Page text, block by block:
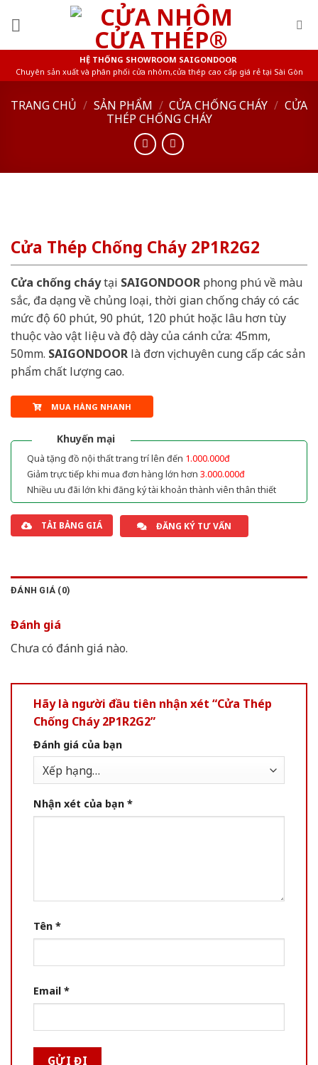
HỆ THỐNG SHOWROOM SAIGONDOOR
Chuyên sản xuất và phân phối cửa nhôm,cửa thép cao cấp giá rẻ tại Sài Gòn
TRANG CHỦ / SẢN PHẨM / CỬA CHỐNG CHÁY / CỬA
THÉP CHỐNG CHÁY
Cửa Thép Chống Cháy 2P1R2G2
Cửa chống cháytại SAIGONDOOR phong phú về màu
sắc, đa dạng về chủng loại, thời gian chống cháy có các
mức độ 60 phút, 90 phút, 120 phút hoặc lâu hơn tùy
thuộc vào vật liệu và độ dày của cánh cửa: 45mm,
50mm. SAIGONDOOR là đơn vị chuyên cung cấp các sản
phẩm chất lượng cao.
MUA HÀNG NHANH
Khuyến mại
Quà tặng đồ nội thất trang trí lên đến 1.000.000đ
Giảm trực tiếp khi mua đơn hàng lớn hơn 3.000.000đ
Nhiều ưu đãi lớn khi đăng ký tài khoản thành viên thân thiết
TẢI BẢNG GIÁ ĐĂNG KÝ TƯ VẤN
ĐÁNH GIÁ (0)
Đánh giá
Chưa có đánh giá nào.
Hãy là người đầu tiên nhận xét “Cửa Thép
Chống Cháy 2P1R2G2”
Đánh giá của bạn
Nhận xét của bạn *
Tên *
Email *